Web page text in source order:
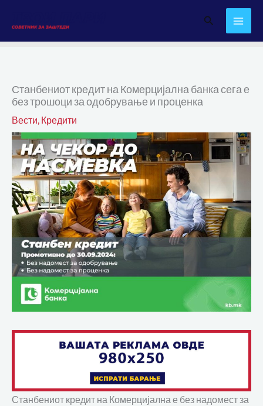
content
Search
Станбениот кредит на Комерцијална банка сега е
без трошоци за одобрување и проценка
Вести, Кредити
Станбениот кредит на Комерцијална е без надомест за